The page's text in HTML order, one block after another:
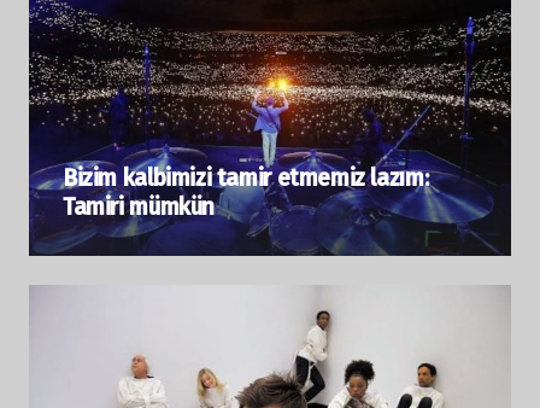
Bizim kalbimizi tamir etmemiz lazım:
Tamiri mümkün